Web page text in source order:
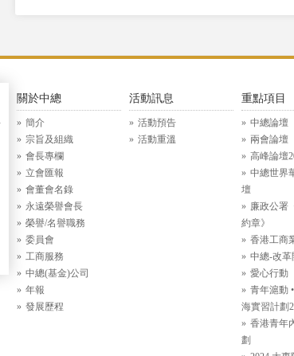
關於中總
簡介
宗旨及組織
會長專欄
立會匯報
會董會名錄
永遠榮譽會長
榮譽/名譽職務
委員會
工商服務
中總(基金)公司
年報
發展歷程
活動訊息
活動預告
活動重溫
重點項目
中總論壇
兩會論壇
高峰論壇
中總世界
壇
廉政公署
約章》
香港工商
中總-改革
愛心行動
青年滬動
海實習計劃
香港青年
劃